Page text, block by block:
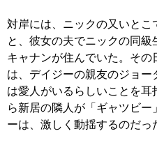
対岸には、ニックの又いと
と、彼女の夫でニックの同
キャナンが住んでいた。そ
は、デイジーの親友のジョ
は愛人がいるらしいことを
ら新居の隣人が「ギャツビ
ーは、激しく動揺するのだっ